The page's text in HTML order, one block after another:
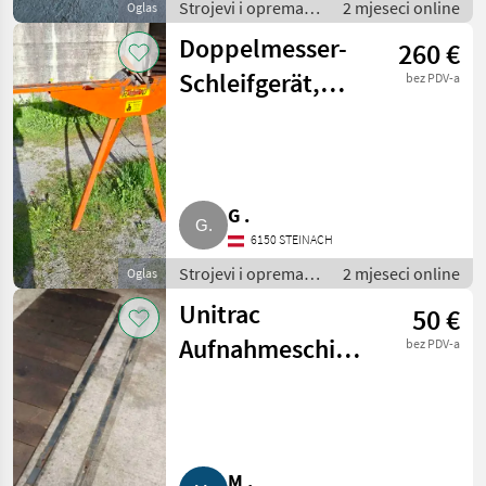
Oglas
Strojevi i oprema
za travu i baliranje /
Brdski strojevi
2 mjeseci online
Oglas
Doppelmesser-
Schleifgerät,
260 €
bez PDV-a
G .
6150 STEINACH
Strojevi i oprema
za travu i baliranje /
Brdski strojevi
2 mjeseci online
Unitrac
Aufnahmeschiene
50 €
bez PDV-a